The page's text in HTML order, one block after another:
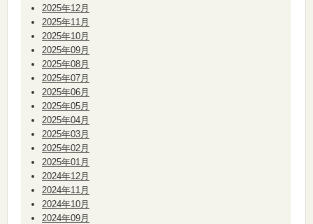
2025年12月
2025年11月
2025年10月
2025年09月
2025年08月
2025年07月
2025年06月
2025年05月
2025年04月
2025年03月
2025年02月
2025年01月
2024年12月
2024年11月
2024年10月
2024年09月